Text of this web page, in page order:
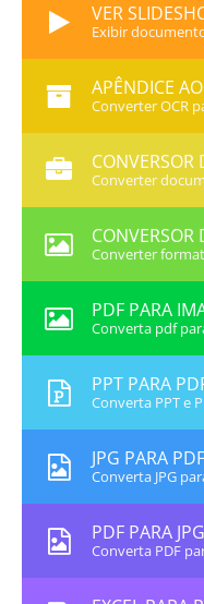
VER
Exibir
APÊNDICE
Converter OCR
CONVERSOR
Converter
CONVERSOR
Converter
PDF PARA
Converta pdf
PPT PARA
Converta PPT e
JPG PARA PDF
Converta JPG
PDF PARA JPG
Converta PDF